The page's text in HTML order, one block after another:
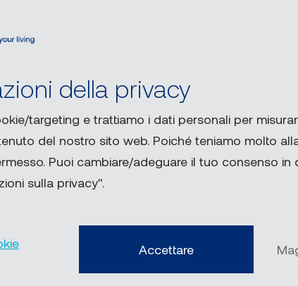
della privacy
targeting e trattiamo i dati personali per
del nostro sito web. Poiché teniamo molto
Puoi cambiare/adeguare il tuo consenso in
sulla privacy".
Accettare
anti-insetti sono
e lucernari. Possono
e in tutta facilità su
d’alluminio si adattano
manovrabilità di porte,
teso, inoltre, è
Diversi tessuti
sospese nell’aria e
protezione dai pollini.